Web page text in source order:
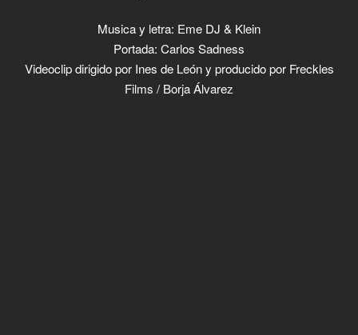
Musica y letra: Eme DJ & Klein
Portada: Carlos Sadness
Videoclip dirigido por Ines de León y producido por Freckles
Films / Borja Álvarez